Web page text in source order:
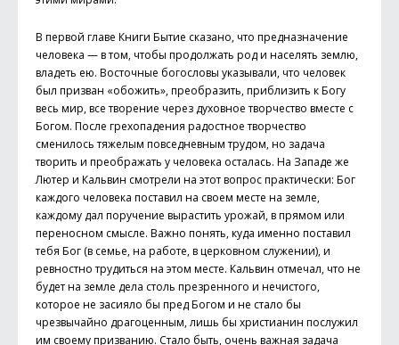
В первой главе Книги Бытие сказано, что предназначение
человека — в том, чтобы продолжать род и населять землю,
владеть ею. Восточные богословы указывали, что человек
был призван «обожить», преобразить, приблизить к Богу
весь мир, все творение через духовное творчество вместе с
Богом. После грехопадения радостное творчество
сменилось тяжелым повседневным трудом, но задача
творить и преображать у человека осталась. На Западе же
Лютер и Кальвин смотрели на этот вопрос практически: Бог
каждого человека поставил на своем месте на земле,
каждому дал поручение вырастить урожай, в прямом или
переносном смысле. Важно понять, куда именно поставил
тебя Бог (в семье, на работе, в церковном служении), и
ревностно трудиться на этом месте. Кальвин отмечал, что не
будет на земле дела столь презренного и нечистого,
которое не засияло бы пред Богом и не стало бы
чрезвычайно драгоценным, лишь бы христианин послужил
им своему призванию. Стало быть, очень важная задача